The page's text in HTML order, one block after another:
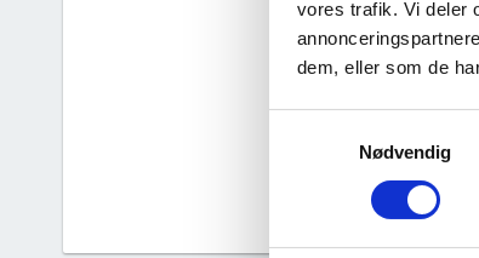
vores trafik. Vi deler
dem, eller som de
Nødvendig